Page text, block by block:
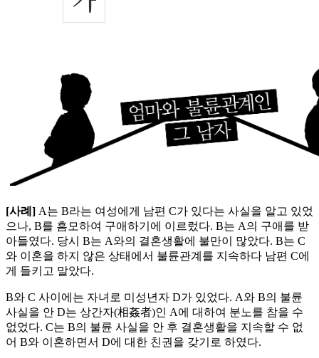
[사례] A는 B라는 여성에게 남편 C가 있다는 사실을 알고 있었
으나, B를 흠모하여 구애하기에 이르렀다. B는 A의 구애를 받
아들였다. 당시 B는 A와의 결혼생활에 불만이 많았다. B는 C
와 이혼을 하지 않은 상태에서 불륜관계를 지속하다 남편 C에
게 들키고 말았다.
B와 C 사이에는 자녀로 미성년자 D가 있었다. A와 B의 불륜
사실을 안 D는 상간자(相姦者)인 A에 대하여 분노를 참을 수
없었다. C는 B의 불륜 사실을 안 후 결혼생활을 지속할 수 없
어 B와 이혼하면서 D에 대한 친권을 갖기로 하였다.